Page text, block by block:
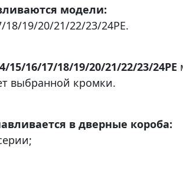
модели:
19/20/21/22/23/24PE.
15/16/17/18/19/20/21/22/23/24PE
выбранной кромки.
в дверные короба: